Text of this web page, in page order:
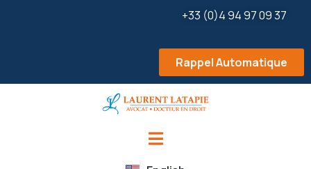
+33 (0)4 94 97 09 37
Rappel Automatique